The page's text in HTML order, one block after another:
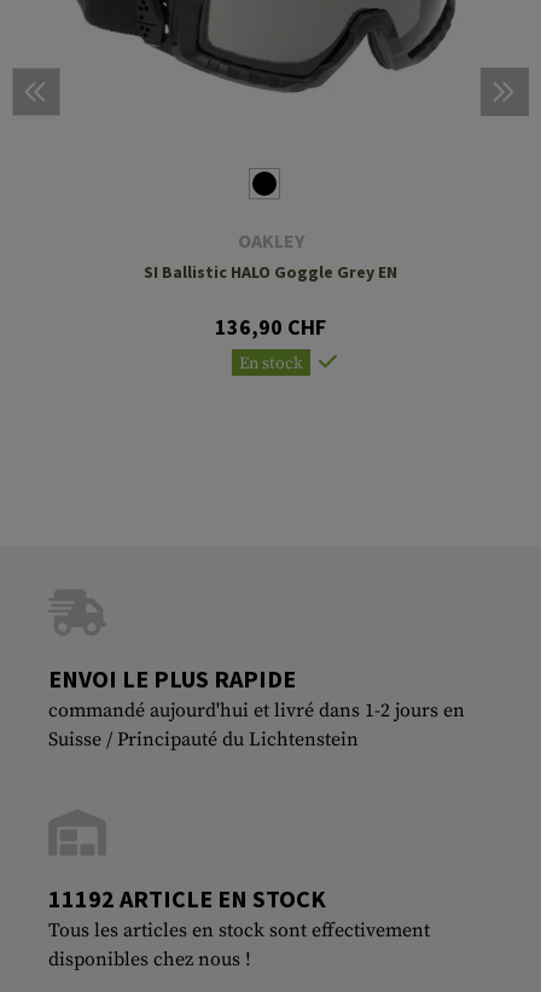
OAKLEY
SI Ballistic HALO Goggle Grey EN
136,90 CHF
En stock
ENVOI LE PLUS RAPIDE
commandé aujourd'hui et livré dans 1-2 jours en
Suisse / Principauté du Lichtenstein
11192 ARTICLE EN STOCK
Tous les articles en stock sont effectivement
disponibles chez nous !